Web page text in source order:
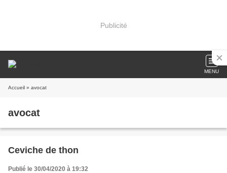
Publicité
MENU
Accueil » avocat
avocat
Ceviche de thon
Publié le 30/04/2020 à 19:32